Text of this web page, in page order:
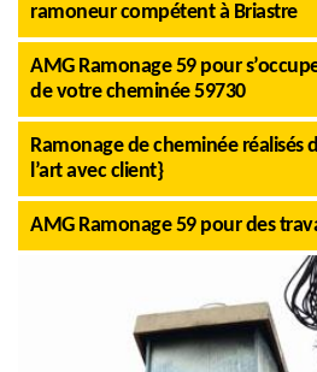
ramoneur compétent à Briastre
AMG Ramonage 59 pour
de votre cheminée 59730
Ramonage de cheminée réalisés
l’art avec client}
AMG Ramonage 59 pour des